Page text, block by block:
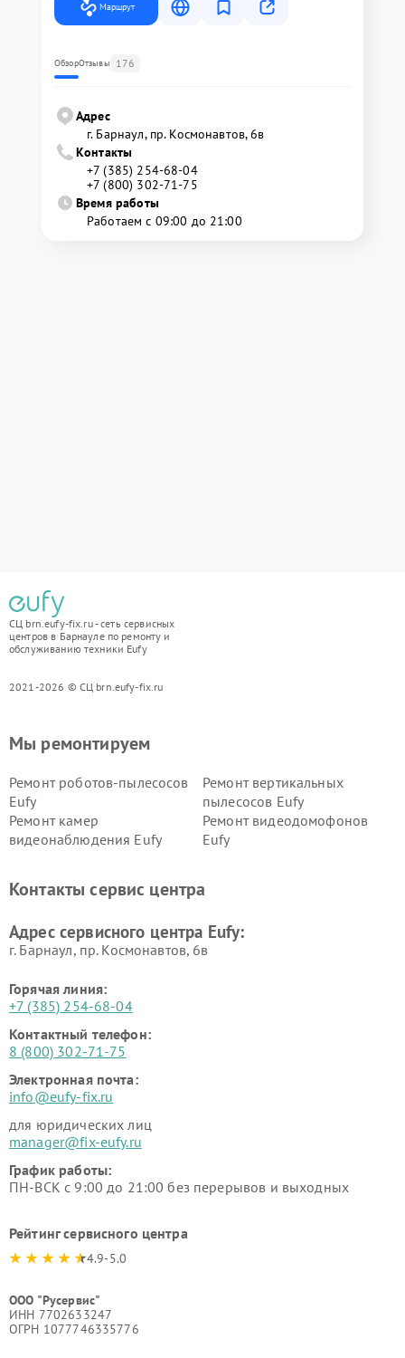
Маршрут
ОбзорОтзывы 176
Адрес
г. Барнаул, ​пр. Космонавтов, 6в
Контакты
+7 (385) 254-68-04
+7 (800) 302-71-75
Время работы
Работаем с 09:00 до 21:00
СЦ brn.eufy-fix.ru - сеть сервисных
центров в Барнауле по ремонту и
обслуживанию техники Eufy
2021-2026 © СЦ brn.eufy-fix.ru
Мы ремонтируем
Ремонт роботов-пылесосов
Eufy
Ремонт вертикальных
пылесосов Eufy
Ремонт камер
видеонаблюдения Eufy
Ремонт видеодомофонов
Eufy
Контакты сервис центра
Адрес сервисного центра Eufy:
г. Барнаул, ​пр. Космонавтов, 6в
Горячая линия:
+7 (385) 254-68-04
Контактный телефон:
8 (800) 302-71-75
Электронная почта:
info@eufy-fix.ru
для юридических лиц
manager@fix-eufy.ru
График работы:
ПН-ВСК с 9:00 до 21:00 без перерывов и выходных
Рейтинг сервисного центра
4.9-5.0
ООО "Русервис"
ИНН 7702633247
ОГРН 1077746335776